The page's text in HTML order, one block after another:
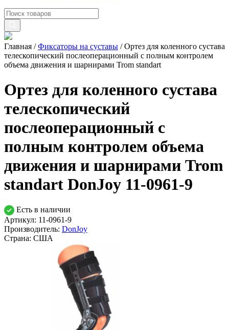
Главная /Фиксаторы на суставы /Ортез для коленного сустава
телескопический послеоперационный с полным контролем
объема движения и шарнирами Trom standart
Ортез для коленного сустава
телескопический
послеоперационный с
полным контролем объема
движения и шарнирами Trom
standart DonJoy 11-0961-9
Есть в наличии
Артикул: 11-0961-9
Производитель: DonJoy
Страна: США